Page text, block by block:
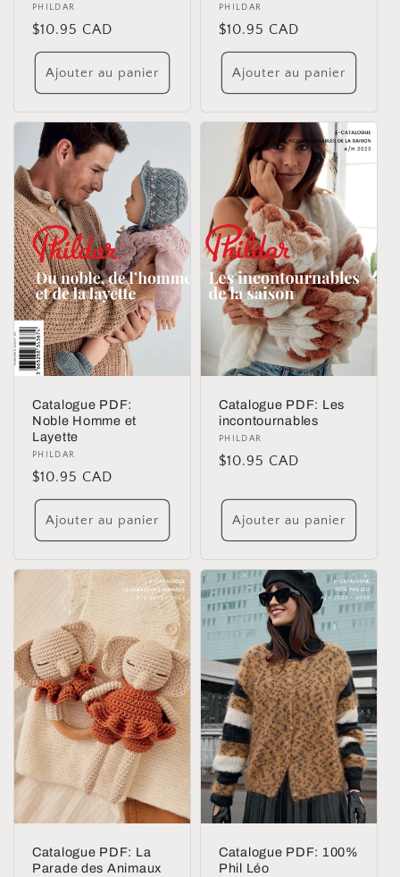
Distributeur :
PHILDAR
Prix
habituel
$10.95 CAD
Ajouter au panier
Distributeur :
PHILDAR
Prix
habituel
$10.95 CAD
Ajouter au panier
Catalogue PDF:
Noble Homme et
Layette
Distributeur :
PHILDAR
Prix
habituel
$10.95 CAD
Ajouter au panier
Catalogue PDF: Les
incontournables
Distributeur :
PHILDAR
Prix
$10.95 CAD
Ajouter au panier
Catalogue PDF: La
Parade des Animaux
Catalogue PDF: 100%
Phil Léo